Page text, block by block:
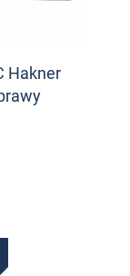
Hakner